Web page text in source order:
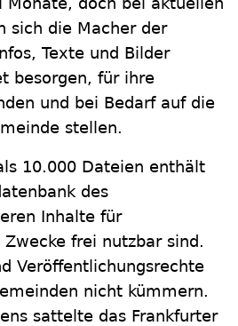
sich die Macher der
Texte und Bilder
besorgen, für ihre
und bei Bedarf auf die
stellen.
10.000 Dateien enthält
des
Inhalte für
frei nutzbar sind.
Veröffentlichungsrechte
nicht kümmern.
sattelte das Frankfurter